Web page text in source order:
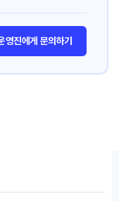
영진에게 문의하기